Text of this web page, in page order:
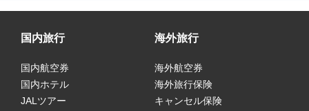
国内旅行
国内航空券
国内ホテル
JALツアー
海外旅行
海外航空券
海外旅行保険
キャンセル保険